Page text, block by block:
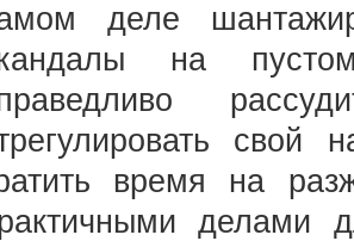
деле
на
свой
время на
делами